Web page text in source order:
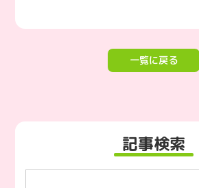
一覧に戻る
記事検索